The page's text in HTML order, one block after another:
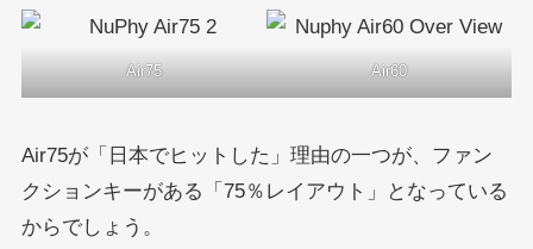
Air75 Air60
Air75が「日本でヒットした」理由の一つが、ファン
クションキーがある「75％レイアウト」となっている
からでしょう。